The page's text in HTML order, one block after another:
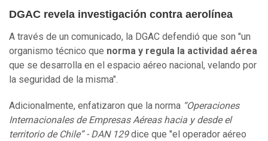
DGAC revela investigación contra aerolínea
A través de un comunicado, la DGAC defendió que son "un
organismo técnico que norma y regula la actividad aérea
que se desarrolla en el espacio aéreo nacional, velando por
la seguridad de la misma".
Adicionalmente, enfatizaron que la norma “Operaciones
Internacionales de Empresas Aéreas hacia y desde el
territorio de Chile” - DAN 129dice que "el operador aéreo